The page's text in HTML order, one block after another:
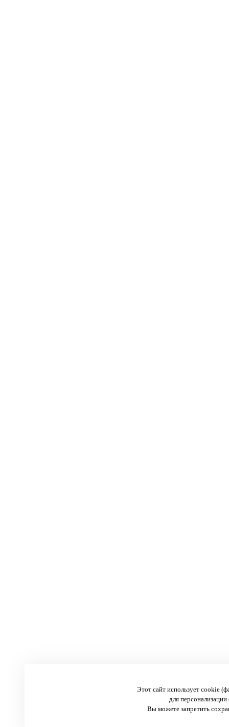
Этот сайт использует cookie
для персонализации
Вы можете запретить